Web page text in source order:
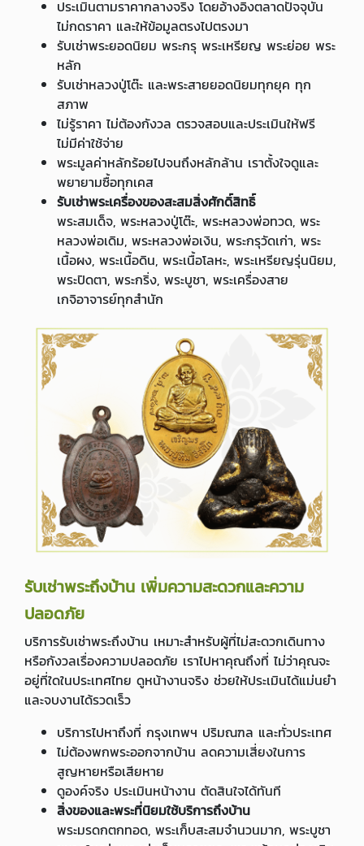
ประเมินตามราคากลางจริง โดยอ้างอิงตลาดปัจจุบัน
ไม่กดราคา และให้ข้อมูลตรงไปตรงมา
รับเช่าพระยอดนิยม พระกรุ พระเหรียญ พระย่อย พระ
หลัก
รับเช่าหลวงปู่โต๊ะ และพระสายยอดนิยมทุกยุค ทุก
สภาพ
ไม่รู้ราคา ไม่ต้องกังวล ตรวจสอบและประเมินให้ฟรี
ไม่มีค่าใช้จ่าย
พระมูลค่าหลักร้อยไปจนถึงหลักล้าน เราตั้งใจดูและ
พยายามซื้อทุกเคส
รับเช่าพระเครื่องของสะสมสิ่งศักดิ์สิทธิ์
พระสมเด็จ, พระหลวงปู่โต๊ะ, พระหลวงพ่อทวด, พระ
หลวงพ่อเดิม, พระหลวงพ่อเงิน, พระกรุวัดเก่า, พระ
เนื้อผง, พระเนื้อดิน, พระเนื้อโลหะ, พระเหรียญรุ่นนิยม,
พระปิดตา, พระกริ่ง, พระบูชา, พระเครื่องสาย
เกจิอาจารย์ทุกสำนัก
รับเช่าพระถึงบ้าน เพิ่มความสะดวกและความ
ปลอดภัย
บริการรับเช่าพระถึงบ้าน เหมาะสำหรับผู้ที่ไม่สะดวกเดินทาง
หรือกังวลเรื่องความปลอดภัย เราไปหาคุณถึงที่ ไม่ว่าคุณจะ
อยู่ที่ใดในประเทศไทย ดูหน้างานจริง ช่วยให้ประเมินได้แม่นยำ
และจบงานได้รวดเร็ว
บริการไปหาถึงที่ กรุงเทพฯ ปริมณฑล และทั่วประเทศ
ไม่ต้องพกพระออกจากบ้าน ลดความเสี่ยงในการ
สูญหายหรือเสียหาย
ดูองค์จริง ประเมินหน้างาน ตัดสินใจได้ทันที
สิ่งของและพระที่นิยมใช้บริการถึงบ้าน
พระมรดกตกทอด, พระเก็บสะสมจำนวนมาก, พระบูชา